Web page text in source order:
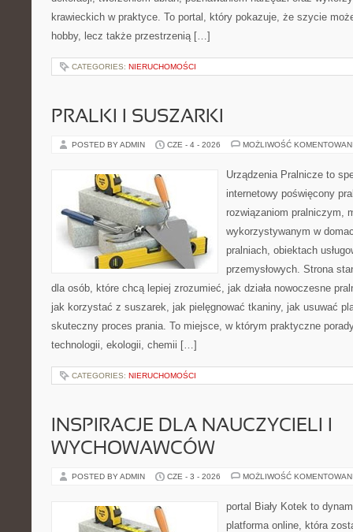
krawieckich w praktyce. To portal, który pokazuje, że szycie
hobby, lecz także przestrzenią […]
CATEGORIES: NIERUCHOMOŚCI
PRALKI I SUSZARKI
POSTED BY ADMIN CZE - 4 - 2026 MOŻLIWOŚĆ
Urządzenia Pralnicze to
internetowy poświęcony
rozwiązaniom pralniczym,
wykorzystywanym w
pralniach, obiektach
przemysłowych. Strona
dla osób, które chcą lepiej zrozumieć, jak działa nowoczesne
jak korzystać z suszarek, jak pielęgnować tkaniny, jak usuwać
skuteczny proces prania. To miejsce, w którym praktyczne
technologii, ekologii, chemii […]
CATEGORIES: NIERUCHOMOŚCI
INSPIRACJE DLA NAUCZYCIELI I
WYCHOWAWCÓW
POSTED BY ADMIN CZE - 3 - 2026 MOŻLIWOŚĆ
portal Biały Kotek to
platforma online, która